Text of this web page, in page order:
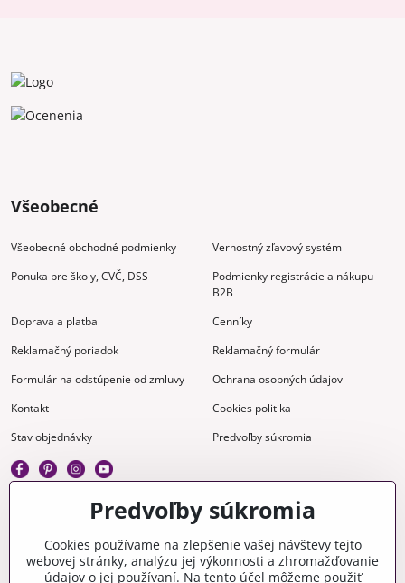
Všeobecné
Všeobecné obchodné podmienky
Vernostný zľavový systém
Ponuka pre školy, CVČ, DSS
Podmienky registrácie a nákupu
B2B
Doprava a platba
Cenníky
Reklamačný poriadok
Reklamačný formulár
Formulár na odstúpenie od zmluvy
Ochrana osobných údajov
Kontakt
Cookies politika
Stav objednávky
Predvoľby súkromia
Gravírovanie Materiály na stiahnutie
Predvoľby súkromia
Cookies používame na zlepšenie vašej návštevy tejto
webovej stránky, analýzu jej výkonnosti a zhromažďovanie
údajov o jej používaní. Na tento účel môžeme použiť